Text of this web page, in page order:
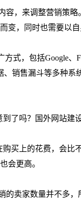
内容，来调整营销策
变，同时也需要以
式，包括Google、
、销售漏斗等多种
买上的花费，会比
会更高。
的卖家数量并不多